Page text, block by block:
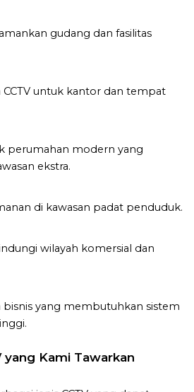
gudang dan fasilitas
CCTV untuk kantor dan tempat
perumahan modern yang
ekstra.
di kawasan padat penduduk.
wilayah komersial dan
bisnis yang membutuhkan sistem
yang Kami Tawarkan